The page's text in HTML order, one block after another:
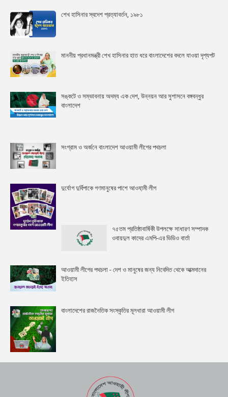
শেখ হাসিনার স্বদেশ প্রত্যাবর্তন, ১৯৮১
মাননীয় প্রধানমন্ত্রী শেখ হাসিনার হাত ধরে বাংলাদেশের বদলে যাওয়া দৃশ্যপট
সঙ্কটে ও সম্ভাবনায় অদম্য এক দেশ, উন্নয়ন আর সুশাসনে বঙ্গবন্ধুর
বাংলাদেশ
সংগ্রাম ও অর্জনে বাংলাদেশ আওয়ামী লীগের পথচলা
দুর্যোগ দুর্বিপাকে গণমানুষের পাশে আওযা়মী লীগ
৭৫তম প্রতিষ্ঠাবার্ষিকী উপলক্ষে সাধারণ সম্পাদক
ওবায়দুল কাদের এমপি-এর ভিডিও বার্তা
আওয়ামী লীগের পথচলা - দেশ ও মানুষের জন্য নিবেদিত থেকে আত্মদানের
ইতিহাস
বাংলাদেশের রাজনৈতিক সংস্কৃতির মূলধারা আওয়ামী লীগ